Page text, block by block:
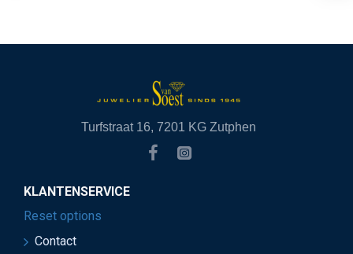
Turfstraat 16, 7201 KG Zutphen
KLANTENSERVICE
Reset options
Contact